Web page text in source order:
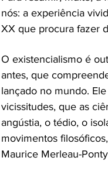
nós: a experiência
XX que procura fazer
O existencialismo é
antes, que
lançado no mundo.
vicissitudes, que as
angústia, o tédio, o
movimentos
Maurice Merleau-